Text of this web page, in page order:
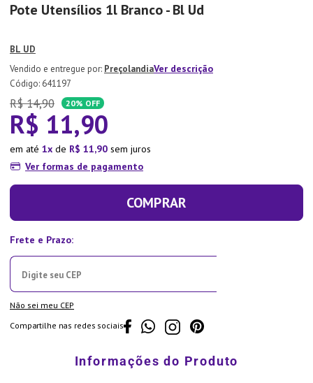
Pote Utensílios 1l Branco - Bl Ud
BL UD
PreçolandiaVer descrição
: 641197
R$ 14,90 20% OFF
R$ 11,90
em até 1 de R$ 11,90 sem juros
Ver formas de pagamento
COMPRAR
Não sei meu CEP
Compartilhe nas redes sociais
10º Lixeira